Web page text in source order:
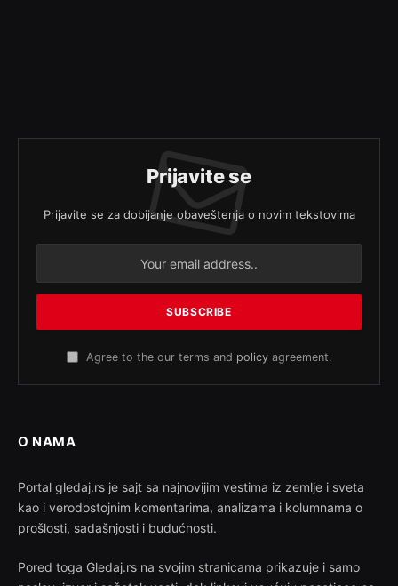
Prijavite se
Prijavite se za dobijanje obaveštenja o novim tekstovima
Agree to the our terms and policy agreement.
O NAMA
Portal gledaj.rs je sajt sa najnovijim vestima iz zemlje i sveta
kao i verodostojnim komentarima, analizama i kolumnama o
prošlosti, sadašnjosti i budućnosti.
Pored toga Gledaj.rs na svojim stranicama prikazuje i samo